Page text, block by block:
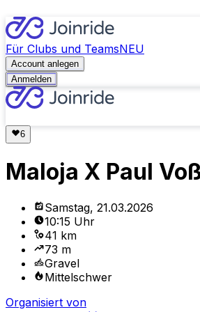
Für Clubs und TeamsNEU
Account anlegen
Anmelden
Maloja X Paul
Samstag, 21.03.2026
10:15 Uhr
41 km
73 m
Gravel
Mittelschwer
Organisiert von